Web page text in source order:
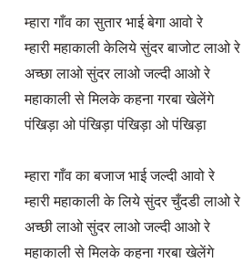
म्हारा गाँव का सुतार भाई बेगा आवो रे
म्हारी महाकाली केलिये सुंदर बाजोट लाओ रे
अच्छा लाओ सुंदर लाओ जल्दी आओ रे
महाकाली से मिलके कहना गरबा खेलेंगे
पंखिड़ा ओ पंखिड़ा पंखिड़ा ओ पंखिड़ा
म्हारा गाँव का बजाज भाई जल्दी आवो रे
म्हारी महाकाली के लिये सुंदर चुँदडी लाओ रे
अच्छी लाओ सुंदर लाओ जल्दी आओ रे
महाकाली से मिलके कहना गरबा खेलेंगे